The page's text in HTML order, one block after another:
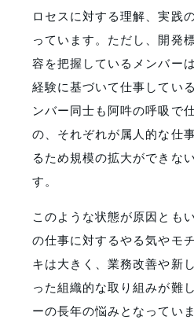
ロセスに対する理解、実践
っています。ただし、開発
容を把握しているメンバー
経験に基づいて仕事してい
ンバー同士も阿吽の呼吸で
の、それぞれが属人的な仕
るため規模の拡大ができな
す。
このような状態が原因とも
の仕事に対するやる気やモ
キは大きく、業務改善や新
った組織的な取り組みが難
ーの長年の悩みとなってい